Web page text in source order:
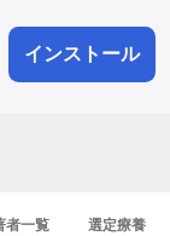
インストール
録
登録1分
者一覧 選定療養